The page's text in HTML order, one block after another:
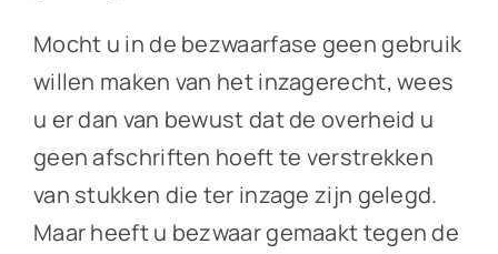
Mocht u in de bezwaarfase geen gebruik
willen maken van het inzagerecht, wees
u er dan van bewust dat de overheid u
geen afschriften hoeft te verstrekken
van stukken die ter inzage zijn gelegd.
Maar heeft u bezwaar gemaakt tegen de